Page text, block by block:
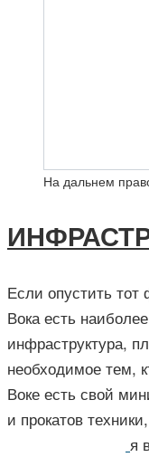
На дальнем
Если опустить тот
Вока есть
инфраструктура,
необходимое тем,
Воке есть свой
и прокатов
я